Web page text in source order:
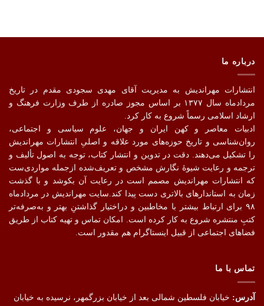
درباره ما
انتشارات مهراندیش به مدیریت آقای مهدی سجودی مقدم در تاریخ
مردادماه سال ۱۳۷۷ بر اساس مجوز صادره از طرف وزارت فرهنگ و
ارشاد اسلامی رسماً شروع به کار کرد.
ادبیات معاصر و کهن ایران و جهان، علوم سیاسی و اجتماعی،
روان‌شناسی و تاریخ حوزه‌های مورد علاقه و اصلیِ انتشارات مهراندیش
را تشکیل می‌دهند. دقت در تدوین و انتشار کتاب،‌ توجه به اصول تألیف و
ترجمه و رعایت شیوهٔ نگارش مشخص و تعریف‌شده ازجمله مواردی‌ست
که انتشارات مهراندیش مصمم است در رعایت آن بکوشد و با گذشت
زمان به استاندارهای بالاتری دست پیدا کند.سایت مهراندیش در مردادماه
۹۸ برای ارتباط بیشتر با مخاطبین و دراختیار گذاشتنِ بهتر و به‌صرفه‌تر
کتبِ منتشره شروع به کار کرده است. امکان تماس و تهیه کتاب از طریق
فضاهای اجتماعی از قبیل اینستاگرام هم مقدور است.
تماس با ما
آدرس: خیابان فلسطین شمالی بعد از خیابان بزرگمهر، نرسیده به خیابان